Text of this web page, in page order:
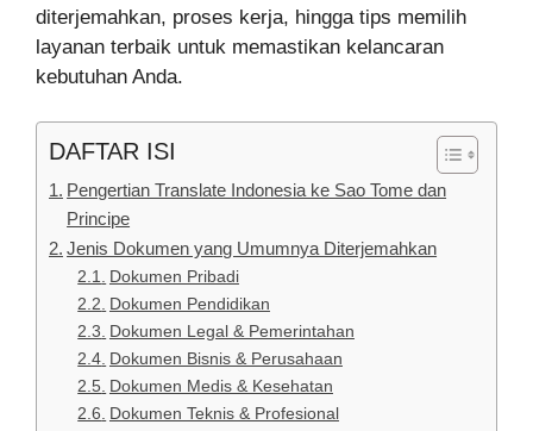
diterjemahkan, proses kerja, hingga tips memilih
layanan terbaik untuk memastikan kelancaran
kebutuhan Anda.
DAFTAR ISI
Pengertian Translate Indonesia ke Sao Tome dan
Principe
Jenis Dokumen yang Umumnya Diterjemahkan
Dokumen Pribadi
Dokumen Pendidikan
Dokumen Legal & Pemerintahan
Dokumen Bisnis & Perusahaan
Dokumen Medis & Kesehatan
Dokumen Teknis & Profesional